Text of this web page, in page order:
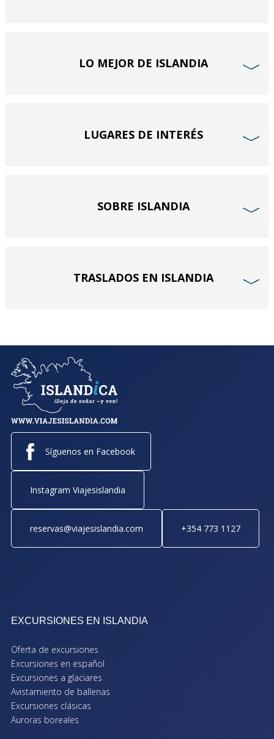
LO MEJOR DE ISLANDIA ﹀
LUGARES DE INTERÉS ﹀
SOBRE ISLANDIA ﹀
TRASLADOS EN ISLANDIA ﹀
Síguenos en Facebook
Instagram Viajesislandia
reservas@viajesislandia.com +354 773 1127
EXCURSIONES EN ISLANDIA
Oferta de excursiones
Excursiones en español
Excursiones a glaciares
Avistamiento de ballenas
Excursiones clásicas
Auroras boreales